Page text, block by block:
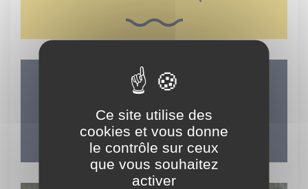
LES INCONTOURNABLES
DU TERRITOIRE
Ce site utilise des
cookies et vous donne
le contrôle sur ceux
que vous souhaitez
activer